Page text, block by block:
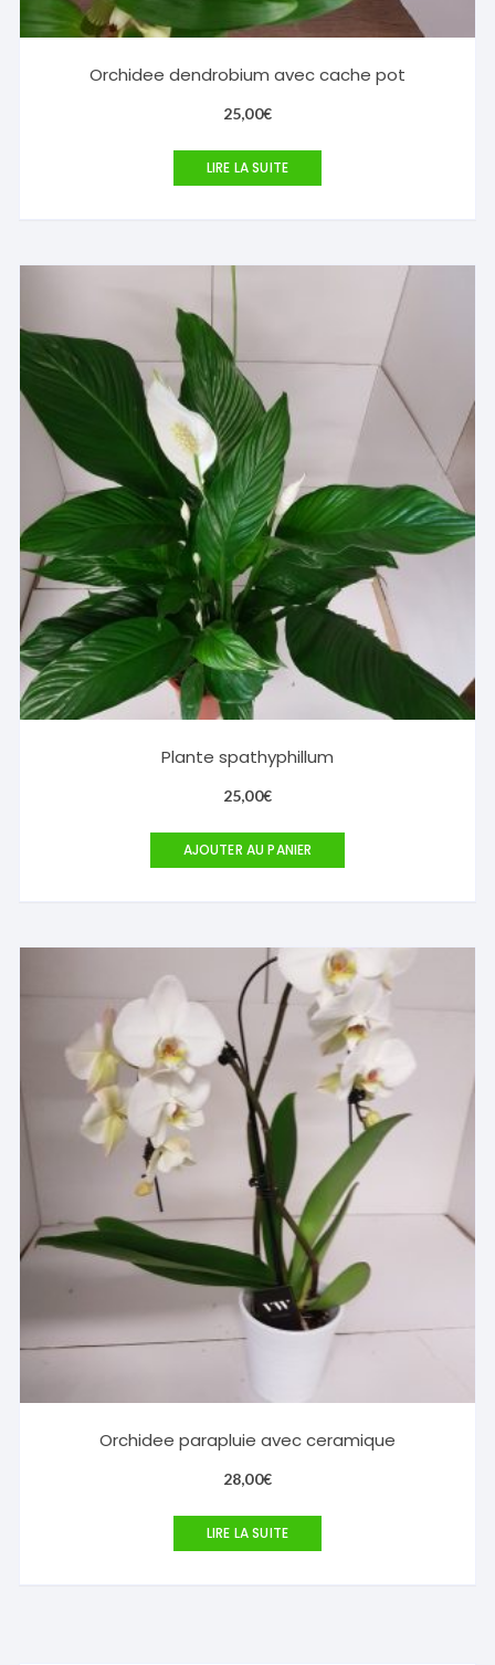
Orchidee dendrobium avec cache pot
25,00€
LIRE LA SUITE
Plante spathyphillum
25,00€
AJOUTER AU PANIER
Orchidee parapluie avec ceramique
28,00€
LIRE LA SUITE